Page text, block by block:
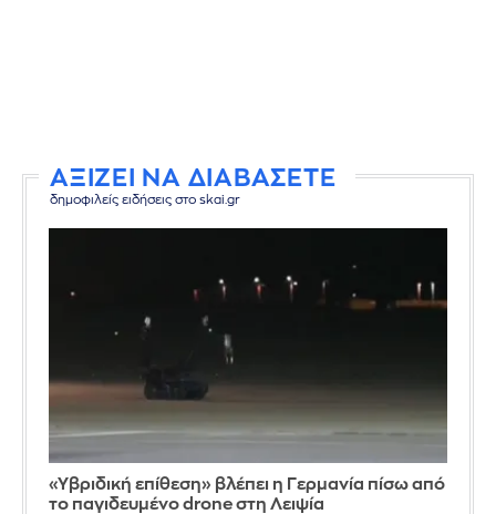
ΑΞΙΖΕΙ ΝΑ ΔΙΑΒΑΣΕΤΕ
δημοφιλείς ειδήσεις στο skai.gr
«Υβριδική επίθεση» βλέπει η Γερμανία πίσω από
το παγιδευμένο drone στη Λειψία